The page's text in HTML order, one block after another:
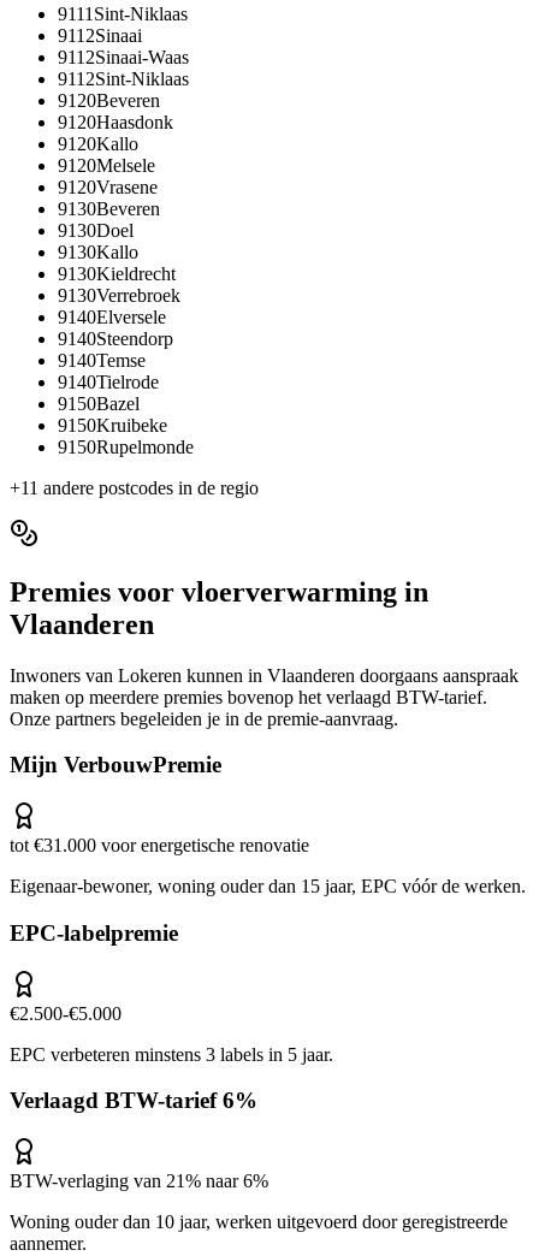
9111 Sint-Niklaas
9112Sinaai
9112Sinaai-Waas
9112Sint-Niklaas
9120Beveren
9120Haasdonk
9120Kallo
9120Melsele
9120Vrasene
9130Beveren
9130Doel
9130Kallo
9130Kieldrecht
9130Verrebroek
9140Elversele
9140Steendorp
9140Temse
9140Tielrode
9150Bazel
9150Kruibeke
9150Rupelmonde
+11 andere postcodes in de regio
Premies voor vloerverwarming in
Vlaanderen
Inwoners van Lokeren kunnen in Vlaanderen doorgaans aanspraak
maken op meerdere premies bovenop het verlaagd BTW-tarief.
Onze partners begeleiden je in de premie-aanvraag.
Mijn VerbouwPremie
tot €31.000 voor energetische renovatie
Eigenaar-bewoner, woning ouder dan 15 jaar, EPC vóór de werken.
EPC-labelpremie
€2.500-€5.000
EPC verbeteren minstens 3 labels in 5 jaar.
Verlaagd BTW-tarief 6%
BTW-verlaging van 21% naar 6%
Woning ouder dan 10 jaar, werken uitgevoerd door geregistreerde
aannemer.